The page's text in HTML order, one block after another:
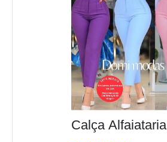
Calça Alfaiataria